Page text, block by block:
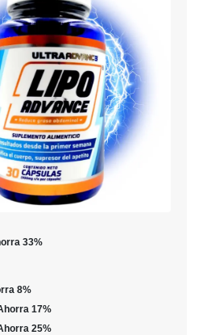
33%
8%
17%
25%